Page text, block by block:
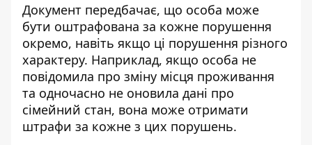
Документ передбачає, що особа може
бути оштрафована за кожне порушення
окремо, навіть якщо ці порушення різного
характеру. Наприклад, якщо особа не
повідомила про зміну місця проживання
та одночасно не оновила дані про
сімейний стан, вона може отримати
штрафи за кожне з цих порушень.